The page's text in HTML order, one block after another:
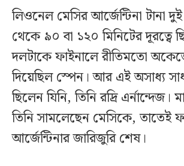
লিওনেল মেসির আর্জেন্টিনা টানা
থেকে ৯০ বা ১২০ মিনিটের দূরত্বে
দলটাকে ফাইনালে রীতিমতো
দিয়েছিল স্পেন। আর এই অসাধ্য
ছিলেন যিনি, তিনি রদ্রি এর্নান্দেজ।
তিনি সামলেছেন মেসিকে, তাতেই
আর্জেন্টিনার জারিজুরি শেষ।